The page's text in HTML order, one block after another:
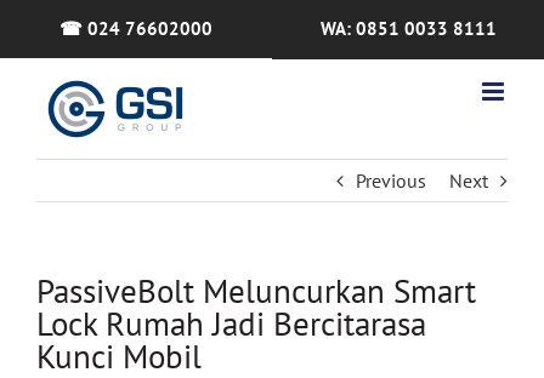
☎ 024 76602000 WA: 0851 0033 8111
Previous Next
PassiveBolt Meluncurkan Smart
Lock Rumah Jadi Bercitarasa
Kunci Mobil